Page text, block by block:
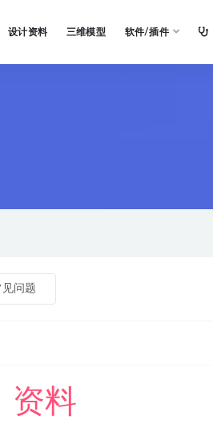
设计资料 三维模型 软件/插件
见问题
资料